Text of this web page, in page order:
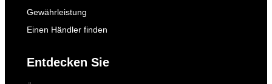
Gewährleistung
Einen Händler finden
Entdecken Sie